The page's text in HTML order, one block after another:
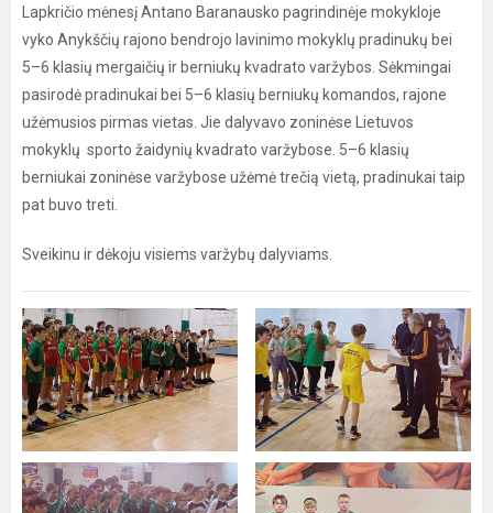
Lapkričio mėnesį Antano Baranausko pagrindinėje mokykloje
vyko Anykščių rajono bendrojo lavinimo mokyklų pradinukų bei
5–6 klasių mergaičių ir berniukų kvadrato varžybos. Sėkmingai
pasirodė pradinukai bei 5–6 klasių berniukų komandos, rajone
užėmusios pirmas vietas. Jie dalyvavo zoninėse Lietuvos
mokyklų sporto žaidynių kvadrato varžybose. 5–6 klasių
berniukai zoninėse varžybose užėmė trečią vietą, pradinukai taip
pat buvo treti.
Sveikinu ir dėkoju visiems varžybų dalyviams.